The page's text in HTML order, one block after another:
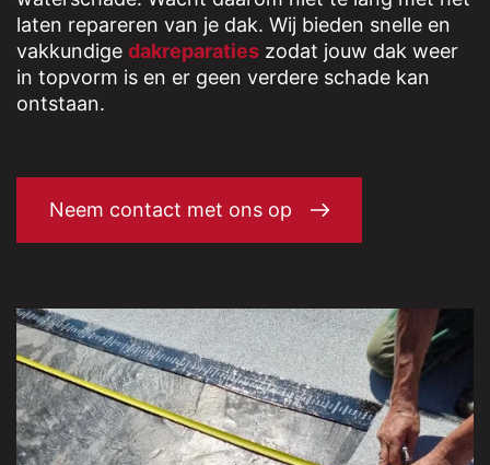
laten repareren van je dak. Wij bieden snelle en
vakkundige dakreparaties zodat jouw dak weer
in topvorm is en er geen verdere schade kan
ontstaan.
Neem contact met ons op